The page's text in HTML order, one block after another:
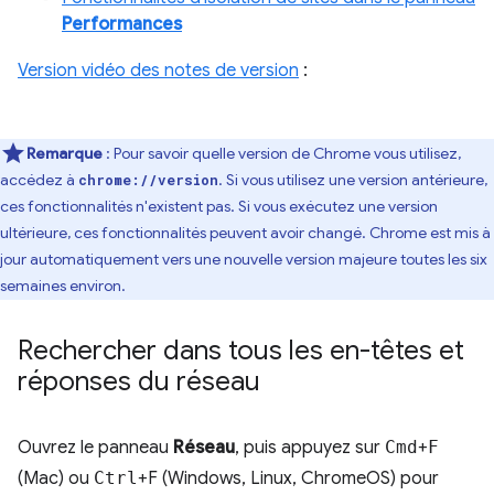
Performances
Version vidéo des notes de version :
Remarque : Pour savoir quelle version de Chrome vous utilisez,
accédez à chrome://version. Si vous utilisez une version antérieure,
ces fonctionnalités n'existent pas. Si vous exécutez une version
ultérieure, ces fonctionnalités peuvent avoir changé. Chrome est mis à
jour automatiquement vers une nouvelle version majeure toutes les six
semaines environ.
Rechercher dans tous les en-têtes et
réponses du réseau
Ouvrez le panneau Réseau, puis appuyez sur Cmd+F
(Mac) ou Ctrl+F (Windows, Linux, ChromeOS) pour